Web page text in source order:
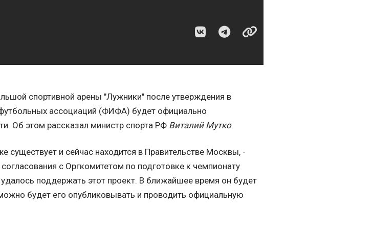
спортивной арены "Лужники" после утверждения в
ассоциаций (ФИФА) будет официально
Об этом рассказал министр спорта РФ Виталий Мутко.
существует и сейчас находится в Правительстве Москвы, -
с Оргкомитетом по подготовке к чемпионату
поддержать этот проект. В ближайшее время он будет
будет его опубликовывать и проводить официальную